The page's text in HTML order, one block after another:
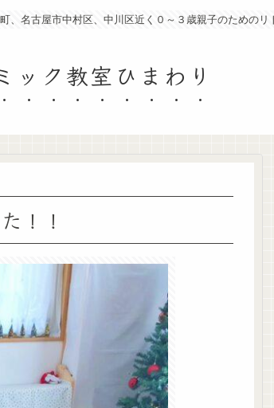
、名古屋市中村区、中川区近く０～３歳親子のためのリ
ック教室ひまわり
！！